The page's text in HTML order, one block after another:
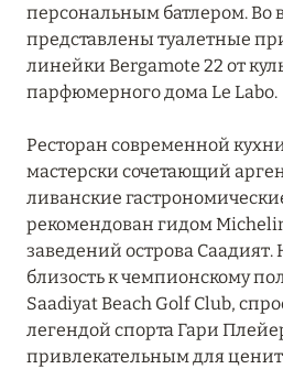
персональным батлером. Во
представлены туалетные
линейки Bergamote 22 от
парфюмерного дома Le Labo.
Ресторан современной
мастерски сочетающий
ливанские
рекомендован гидом
заведений острова
близость к чемпионскому
Saadiyat Beach Golf Club,
легендой спорта Гари
привлекательным для